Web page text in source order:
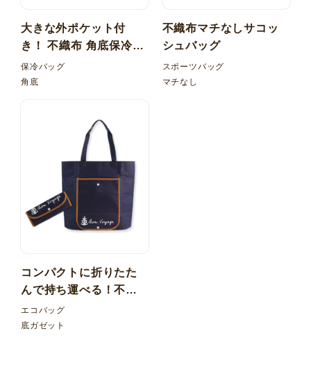
大きな外ポケット付
き！ 不織布 角底保冷バ
ッグ 内ポケット
保冷バッグ
角底
不織布マチなしサコッ
シュバッグ
スポーツバッグ
マチなし
コンパクトに折りたた
んで持ち運べる！不織
布折りたたみバッグ フ
ラップ外ポケット
エコバッグ
底ガゼット